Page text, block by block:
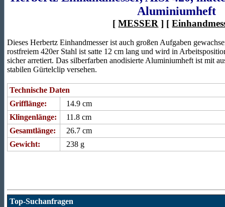
Aluminiumheft
[MESSER ] [
Dieses Herbertz Einhandmesser ist auch großen Aufgaben
rostfreiem 420er Stahl ist satte 12 cm lang und wird in
sicher arretiert. Das silberfarben anodisierte Aluminiumheft ist mit
stabilen Gürtelclip versehen.
Technische Daten
Grifflänge:
14.9 cm
Klingenlänge:
11.8 cm
Gesamtlänge:
26.7 cm
Gewicht:
238 g
Top-Suchanfragen